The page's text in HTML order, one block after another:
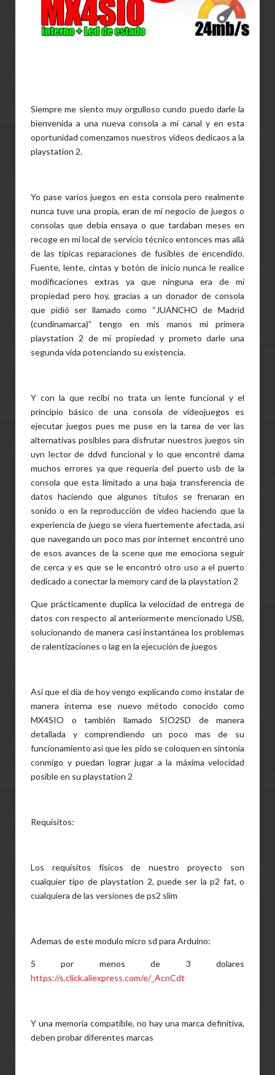
Siempre me siento muy orgulloso cundo puedo darle la
bienvenida a una nueva consola a mi canal y en esta
oportunidad comenzamos nuestros videos dedicaos a la
playstation 2.
Yo pase varios juegos en esta consola pero realmente
nunca tuve una propia, eran de mi negocio de juegos o
consolas que debía ensaya o que tardaban meses en
recoge en mi local de servicio técnico entonces mas allá
de las típicas reparaciones de fusibles de encendido.
Fuente, lente, cintas y botón de inicio nunca le realice
modificaciones extras ya que ninguna era de mi
propiedad pero hoy, gracias a un donador de consola
que pidió ser llamado como “JUANCHO de Madrid
(cundinamarca)” tengo en mis manos mi primera
playstation 2 de mi propiedad y prometo darle una
segunda vida potenciando su existencia.
Y con la que recibí no trata un lente funcional y el
principio básico de una consola de videojuegos es
ejecutar juegos pues me puse en la tarea de ver las
alternativas posibles para disfrutar nuestros juegos sin
uyn lector de ddvd funcional y lo que encontré dama
muchos errores ya que requería del puerto usb de la
consola que esta limitado a una baja transferencia de
datos haciendo que algunos títulos se frenaran en
sonido o en la reproducción de video haciendo que la
experiencia de juego se viera fuertemente afectada, asi
que navegando un poco mas por internet encontré uno
de esos avances de la scene que me emociona seguir
de cerca y es que se le encontró otro uso a el puerto
dedicado a conectar la memory card de la playstation 2
Que prácticamente duplica la velocidad de entrega de
datos con respecto al anteriormente mencionado USB,
solucionando de manera casi instantánea los problemas
de ralentizaciones o lag en la ejecución de juegos
Asi que el dia de hoy vengo explicando como instalar de
manera interna ese nuevo método conocido como
MX4SIO o también llamado SIO2SD de manera
detallada y comprendiendo un poco mas de su
funcionamiento asi que les pido se coloquen en sintonía
conmigo y puedan lograr jugar a la máxima velocidad
posible en su playstation 2
Requisitos:
Los requisitos físicos de nuestro proyecto son
cualquier tipo de playstation 2, puede ser la p2 fat, o
cualquiera de las versiones de ps2 slim
Ademas de este modulo micro sd para Arduino:
5 por menos de 3 dolares
https://s.click.aliexpress.com/e/_AcnCdt
Y una memoria compatible, no hay una marca definitiva,
deben probar diferentes marcas